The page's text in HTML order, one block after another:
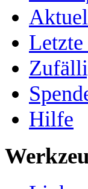
Hilfe